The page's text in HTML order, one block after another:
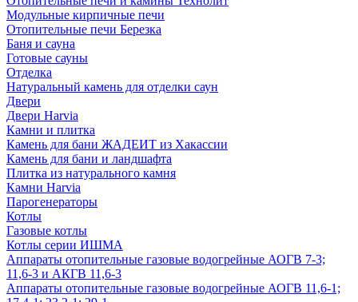
Модульные кирпичные печи
Отопительные печи Березка
Баня и сауна
Готовые сауны
Отделка
Натуральный камень для отделки саун
Двери
Двери Harvia
Камни и плитка
Камень для бани ЖАДЕИТ из Хакассии
Камень для бани и ландшафта
Плитка из натурального камня
Камни Harvia
Парогенераторы
Котлы
Газовые котлы
Котлы серии ИШМА
Аппараты отопительные газовые водогрейные АОГВ 7-3;
11,6-3 и АКГВ 11,6-3
Аппараты отопительные газовые водогрейные АОГВ 11,6-1;